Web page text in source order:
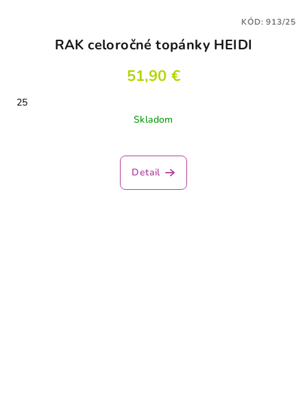
RAK celoročné topánky HEIDI
51,90 €
25
Skladom
Detail
KÓD:913/25